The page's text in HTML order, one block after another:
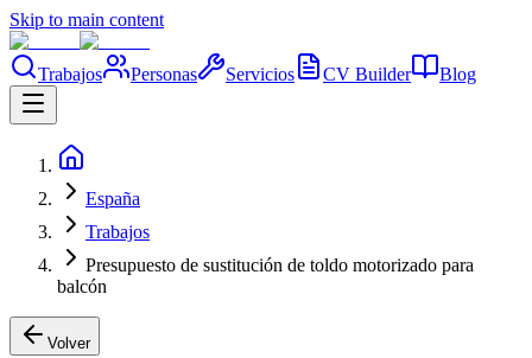
Skip to main content
Trabajos Personas Servicios CV Builder Blog
España
Trabajos
Presupuesto de sustitución de toldo motorizado para
balcón
Volver